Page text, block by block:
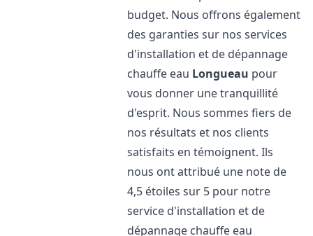
budget. Nous offrons également
des garanties sur nos services
d'installation et de dépannage
chauffe eau Longueau pour
vous donner une tranquillité
d'esprit. Nous sommes fiers de
nos résultats et nos clients
satisfaits en témoignent. Ils
nous ont attribué une note de
4,5 étoiles sur 5 pour notre
service d'installation et de
dépannage chauffe eau